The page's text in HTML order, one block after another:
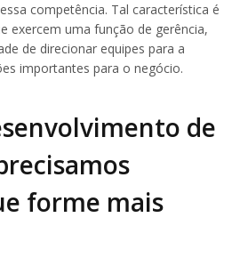
competência. Tal característica é
exercem uma função de gerência,
de direcionar equipes para a
importantes para o negócio.
de
forme mais